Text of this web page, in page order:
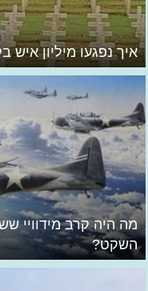
איך נפגעו מיליון איש
מה היה קרב מידוויי
השקט?